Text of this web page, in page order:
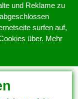
und Reklame zu
surfen auf,
über. Mehr